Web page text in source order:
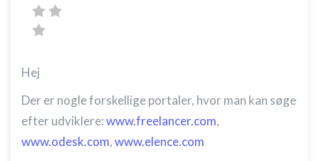
Hej
Der er nogle forskellige portaler, hvor man kan søge
efter udviklere:www.freelancer.com,
www.odesk.com,www.elence.com